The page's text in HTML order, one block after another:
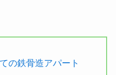
の鉄骨造アパート